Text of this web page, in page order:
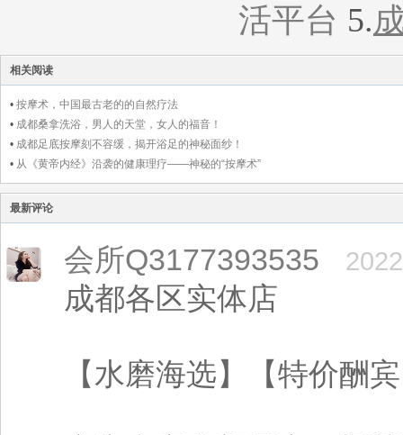
活平台 5.
相关阅读
• 按摩术，中国最古老的的自然疗法
• 成都桑拿洗浴，男人的天堂，女人的福音！
• 成都足底按摩刻不容缓，揭开浴足的神秘面纱！
• 从《黄帝内经》沿袭的健康理疗——神秘的“按摩术”
最新评论
会所Q3177393535
成都各区实体店
【水磨海选】【特价酬